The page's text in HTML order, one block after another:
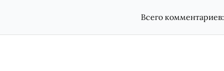
Всего комментариев: